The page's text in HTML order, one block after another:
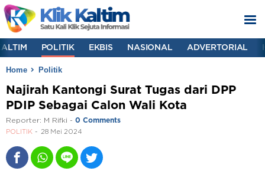
POLITIK EKBIS NASIONAL ADVERTORIAL
Home Politik
Najirah Kantongi Surat Tugas dari DPP
PDIP Sebagai Calon Wali Kota
Reporter: M Rifki - 0 Comments
POLITIK 28 Mei 2024